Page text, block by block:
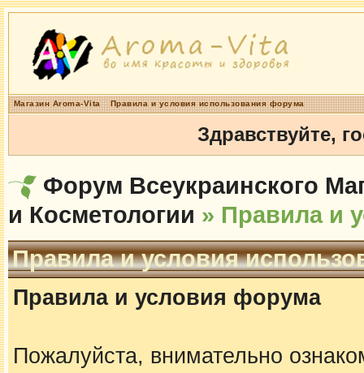
Магазин Aroma-Vita Правила и условия использования форума
Здравствуйте,
Форум Всеукраинского
и Косметологии » Правила и
Правила и условия
Правила и условия форума
Пожалуйста, внимательно